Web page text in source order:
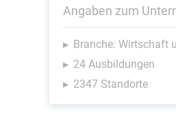
Angaben zum
Branche: Wirtschaft
24 Ausbildungen
2347 Standorte